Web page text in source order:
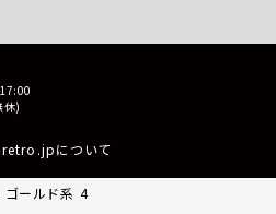
NG記載品を除く）
休)
retro.jpについて
ゴールド系 4